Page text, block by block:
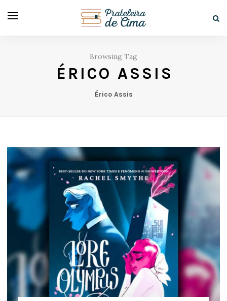
Browsing Tag
ÉRICO ASSIS
Érico Assis